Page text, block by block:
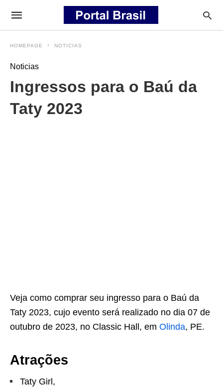
HOMEPAGE NOTICIAS
Noticias
Ingressos para o Baú da
Taty 2023
Veja como comprar seu ingresso para o Baú da
Taty 2023, cujo evento será realizado no dia 07 de
outubro de 2023, no Classic Hall, em Olinda, PE.
Atrações
Taty Girl,